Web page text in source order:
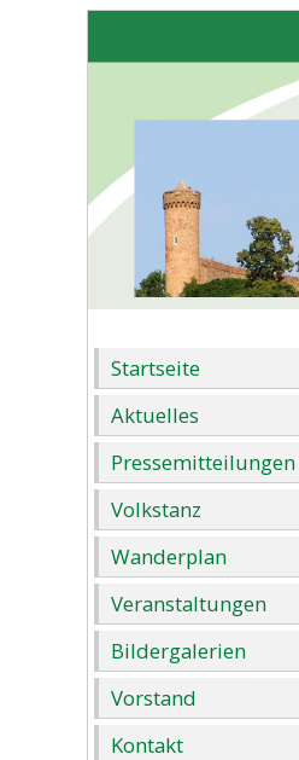
Startseite
Aktuelles
Pressemitteilungen
Volkstanz
Wanderplan
Veranstaltungen
Bildergalerien
Vorstand
Kontakt